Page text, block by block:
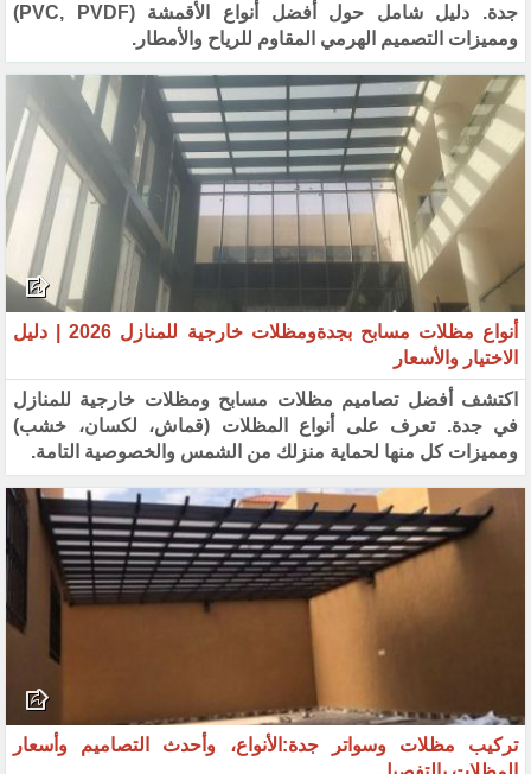
جدة. دليل شامل حول أفضل أنواع الأقمشة (PVC, PVDF)
ومميزات التصميم الهرمي المقاوم للرياح والأمطار.
أنواع مظلات مسابح بجدةومظلات خارجية للمنازل 2026 | دليل
الاختيار والأسعار
اكتشف أفضل تصاميم مظلات مسابح ومظلات خارجية للمنازل
في جدة. تعرف على أنواع المظلات (قماش، لكسان، خشب)
ومميزات كل منها لحماية منزلك من الشمس والخصوصية التامة.
تركيب مظلات وسواتر جدة:الأنواع، وأحدث التصاميم وأسعار